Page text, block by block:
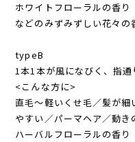
ホワイトフローラルの香
などのみずみずしい花々の
typeB
1本1本が風になびく、指通
<こんな方に>
直毛～軽いくせ毛／髪が細
やすい／パーマヘア／動き
ハーバルフローラルの香り